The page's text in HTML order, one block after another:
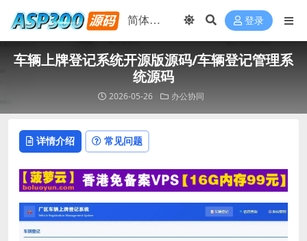
登录
车辆上牌登记系统开源版源码/车辆登记管理系
统源码
2026-05-26 办公协同
详情介绍 常见问题